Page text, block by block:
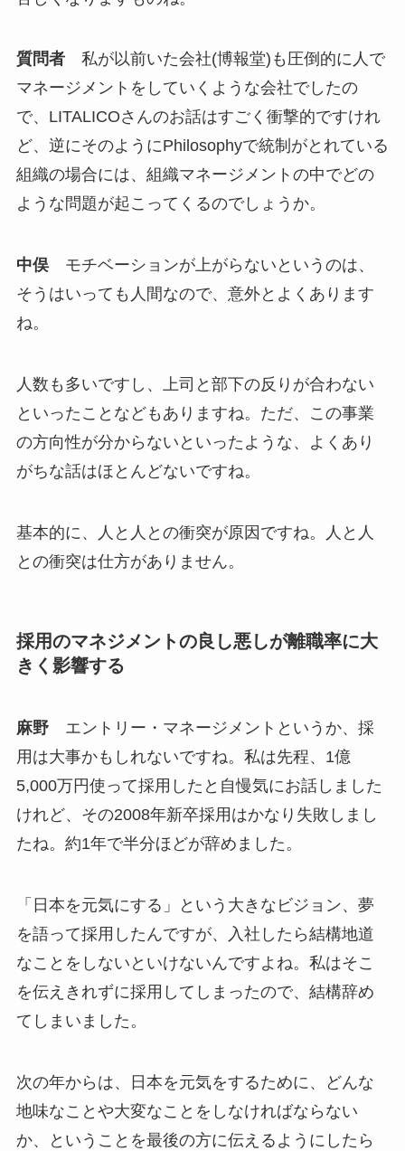
質問者私が以前いた会社(博報堂)も圧倒的に人で
マネージメントをしていくような会社でしたの
で、LITALICOさんのお話はすごく衝撃的ですけれ
ど、逆にそのようにPhilosophyで統制がとれている
組織の場合には、組織マネージメントの中でどの
ような問題が起こってくるのでしょうか。
中俣モチベーションが上がらないというのは、
そうはいっても人間なので、意外とよくあります
ね。
人数も多いですし、上司と部下の反りが合わない
といったことなどもありますね。ただ、この事業
の方向性が分からないといったような、よくあり
がちな話はほとんどないですね。
基本的に、人と人との衝突が原因ですね。人と人
との衝突は仕方がありません。
採用のマネジメントの良し悪しが離職率に大
きく影響する
麻野エントリー・マネージメントというか、採
用は大事かもしれないですね。私は先程、1億
5,000万円使って採用したと自慢気にお話しました
けれど、その2008年新卒採用はかなり失敗しまし
たね。約1年で半分ほどが辞めました。
「日本を元気にする」という大きなビジョン、夢
を語って採用したんですが、入社したら結構地道
なことをしないといけないんですよね。私はそこ
を伝えきれずに採用してしまったので、結構辞め
てしまいました。
次の年からは、日本を元気をするために、どんな
地味なことや大変なことをしなければならない
か、ということを最後の方に伝えるようにしたら